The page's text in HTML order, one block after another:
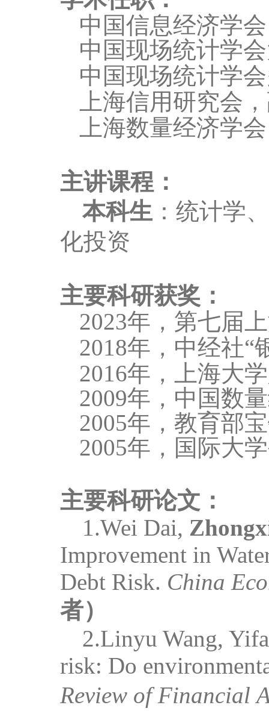
中国信息经济学会
中国现场统计学
中国现场统计学会
上海信用研究会 ，
上海数量经济学会
主讲课程：
本科生 ：统计学
化投资
主要科研获奖：
2023年，第七届
2018年 ， 中经社“
2016年，上海大
2009年，中国数
2005年，教育部
2005年 ， 国际大
主要科研论文：
1.Wei Dai,
Improvement in
Debt Risk. China
者）
2.Linyu Wang,
risk: Do
Review of Financial